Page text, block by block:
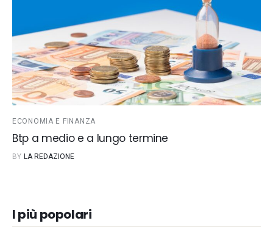
ECONOMIA E FINANZA
Btp a medio e a lungo termine
BY LA REDAZIONE
I più popolari